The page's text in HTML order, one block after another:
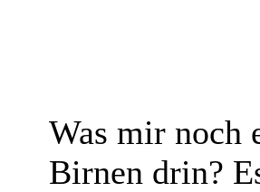
Was mir noch
Birnen drin?